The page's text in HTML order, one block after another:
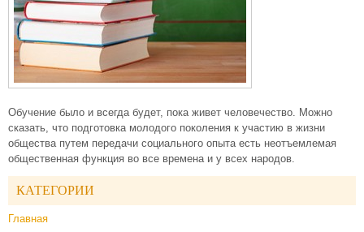
Обучение было и всегда будет, пока живет человечество. Можно
сказать, что подготовка молодого поколения к участию в жизни
общества путем передачи социального опыта есть неотъемлемая
общественная функция во все времена и у всех народов.
КАТЕГОРИИ
Главная